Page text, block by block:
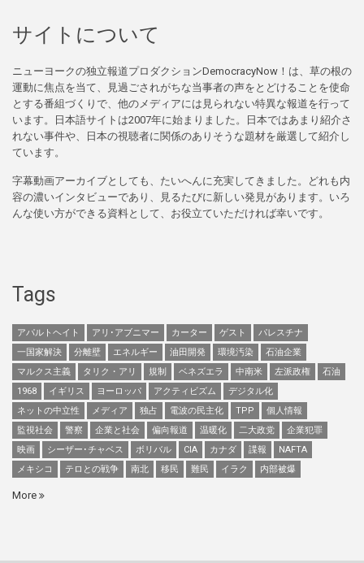
サイトについて
ニューヨークの独立報道プロダクションDemocracyNow！は、草の根の
運動に焦点を当て、見過ごされがちな当事者の声をとどけることを使命
とする番組づくりで、他のメディアには見られない特異な報道を行って
います。日本語サイトは2007年に始まりました。日本ではあまり紹介さ
れない事件や、日本の視聴者に関係のありそうな題材を厳選して紹介し
ています。
字幕動画アーカイブとしても、たいへんに充実してきました。どれも内
容の濃いインタビューであり、見るたびに新しい発見があります。いろ
んな使い方ができる資料として、お役立ていただければ幸いです。
Tags
アパルトヘイト アリ･アブニマー カーター ゲスト
パレスチナ
一国家解決
分離壁 エネルギー 油田開発 環境汚染
石油企業
マルクス主義
タリク・アリ 規制 ベネズエラ 中南米 左派政権
石油
1968
イギリス ヨーロッパ アクティビズム
デジタル化
ネットの中立性
メディア 独占 電波の民主化 TPP
個人情報
監視社会
警察 企業と社会 偏向報道 温暖化 二大政党
企業犯罪
映画
シーザー･チャベス ボリバル CIA カナダ 諜報
NAFTA
メキシコ
テロとの戦争 南北 移民 難民 イラク 内部被爆
More